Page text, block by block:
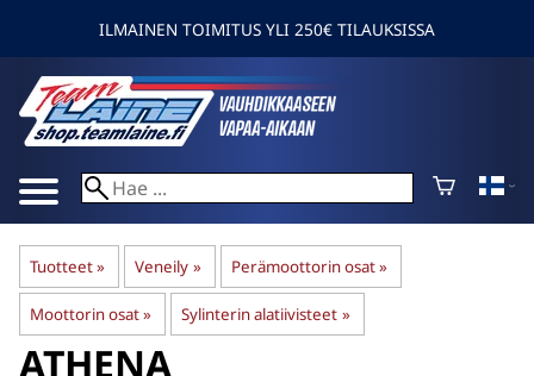
ILMAINEN TOIMITUS YLI 250€ TILAUKSISSA
Tuotteet‪» Veneily ‪» Perämoottorin osat‪»
Moottorin osat‪» Sylinterin alatiivisteet ‪»
ATHENA